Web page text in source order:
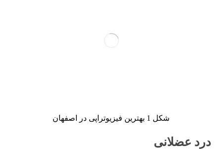
شکل 1 بهترین فیزیوتراپی در اصفهان
درد عضلانی